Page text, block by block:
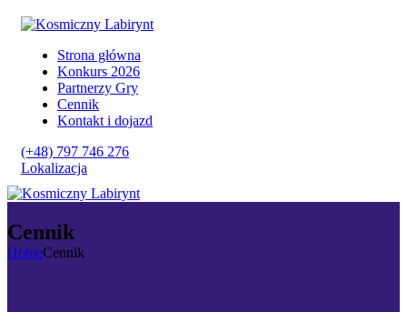
Strona główna
Konkurs 2026
Partnerzy Gry
Cennik
Kontakt i dojazd
(+48) 797 746 276
Lokalizacja
Cennik
HomeCennik